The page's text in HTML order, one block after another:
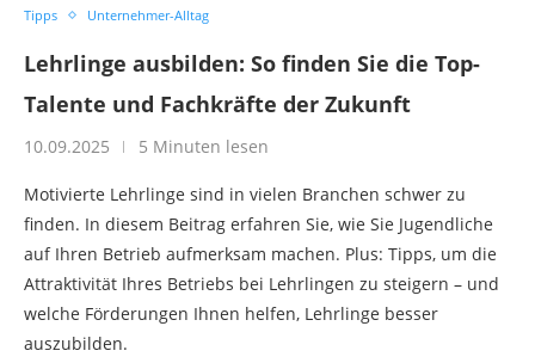
Tipps Unternehmer-Alltag
Lehrlinge ausbilden: So finden Sie die Top-
Talente und Fachkräfte der Zukunft
10.09.2025 5 Minuten lesen
Motivierte Lehrlinge sind in vielen Branchen schwer zu
finden. In diesem Beitrag erfahren Sie, wie Sie Jugendliche
auf Ihren Betrieb aufmerksam machen. Plus: Tipps, um die
Attraktivität Ihres Betriebs bei Lehrlingen zu steigern – und
welche Förderungen Ihnen helfen, Lehrlinge besser
auszubilden.